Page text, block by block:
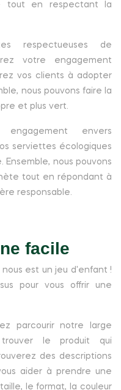
tout en respectant la
respectueuses de
votre engagement
vos clients à adopter
nous pouvons faire la
et plus vert.
engagement envers
serviettes écologiques
nous pouvons
tout en répondant à
responsable.
facile
est un jeu d'enfant !
pour vous offrir une
parcourir notre large
le produit qui
des descriptions
aider à prendre une
le format, la couleur